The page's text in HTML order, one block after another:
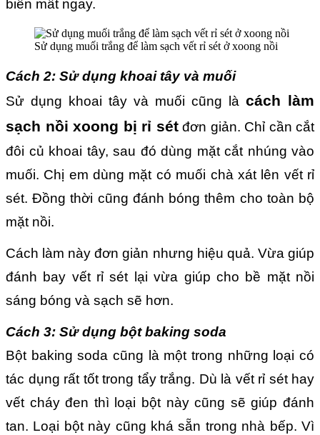
biến mất ngay.
Sử dụng muối trắng để làm sạch vết rỉ sét ở xoong nồi
Cách 2: Sử dụng khoai tây và muối
Sử dụng khoai tây và muối cũng là cách làm
sạch nồi xoong bị rỉ sétđơn giản. Chỉ cần cắt
đôi củ khoai tây, sau đó dùng mặt cắt nhúng vào
muối. Chị em dùng mặt có muối chà xát lên vết rỉ
sét. Đồng thời cũng đánh bóng thêm cho toàn bộ
mặt nồi.
Cách làm này đơn giản nhưng hiệu quả. Vừa giúp
đánh bay vết rỉ sét lại vừa giúp cho bề mặt nồi
sáng bóng và sạch sẽ hơn.
Cách 3: Sử dụng bột baking soda
Bột baking soda cũng là một trong những loại có
tác dụng rất tốt trong tẩy trắng. Dù là vết rỉ sét hay
vết cháy đen thì loại bột này cũng sẽ giúp đánh
tan. Loại bột này cũng khá sẵn trong nhà bếp. Vì